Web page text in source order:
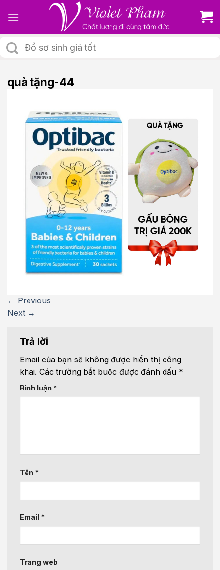
Tìm
kiếm:
quà tặng-44
← Previous
Next →
Trả lời
Email của bạn sẽ không được hiển thị công
khai. Các trường bắt buộc được đánh dấu *
Bình luận *
Tên *
Email *
Trang web